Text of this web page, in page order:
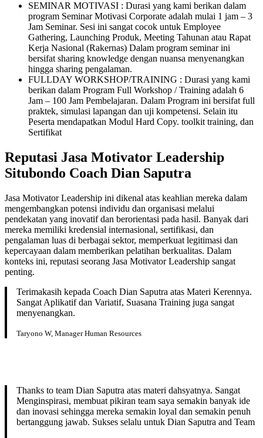
SEMINAR MOTIVASI : Durasi yang kami berikan dalam
program Seminar Motivasi Corporate adalah mulai 1 jam – 3
Jam Seminar. Sesi ini sangat cocok untuk Employee
Gathering, Launching Produk, Meeting Tahunan atau Rapat
Kerja Nasional (Rakernas) Dalam program seminar ini
bersifat sharing knowledge dengan nuansa menyenangkan
hingga sharing pengalaman.
FULLDAY WORKSHOP/TRAINING : Durasi yang kami
berikan dalam Program Full Workshop / Training adalah 6
Jam – 100 Jam Pembelajaran. Dalam Program ini bersifat full
praktek, simulasi lapangan dan uji kompetensi. Selain itu
Peserta mendapatkan Modul Hard Copy. toolkit training, dan
Sertifikat
Reputasi Jasa Motivator Leadership
Situbondo Coach Dian Saputra
Jasa Motivator Leadership ini dikenal atas keahlian mereka dalam
mengembangkan potensi individu dan organisasi melalui
pendekatan yang inovatif dan berorientasi pada hasil. Banyak dari
mereka memiliki kredensial internasional, sertifikasi, dan
pengalaman luas di berbagai sektor, memperkuat legitimasi dan
kepercayaan dalam memberikan pelatihan berkualitas. Dalam
konteks ini, reputasi seorang Jasa Motivator Leadership sangat
penting.
Terimakasih kepada Coach Dian Saputra atas Materi Kerennya.
Sangat Aplikatif dan Variatif, Suasana Training juga sangat
menyenangkan.
Taryono W, Manager Human Resources
Thanks to team Dian Saputra atas materi dahsyatnya. Sangat
Menginspirasi, membuat pikiran team saya semakin banyak ide
dan inovasi sehingga mereka semakin loyal dan semakin penuh
bertanggung jawab. Sukses selalu untuk Dian Saputra and Team